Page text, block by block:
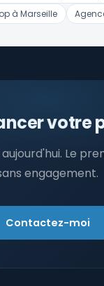
à Marseille
votre
Le
engagement.
Contactez-moi